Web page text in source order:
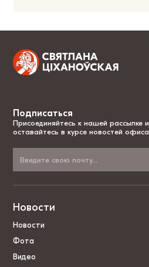
Подписаться
Присоединяйтесь к нашей рассылке и
оставайтесь в курсе новостей офиса
Новости
Новости
Фота
Видео